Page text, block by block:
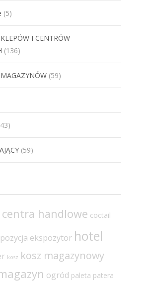
(5)
I CENTRÓW
(136)
(59)
(59)
centra handlowe coctail
ekspozytor hotel
kosz kosz magazynowy
ogród paleta patera